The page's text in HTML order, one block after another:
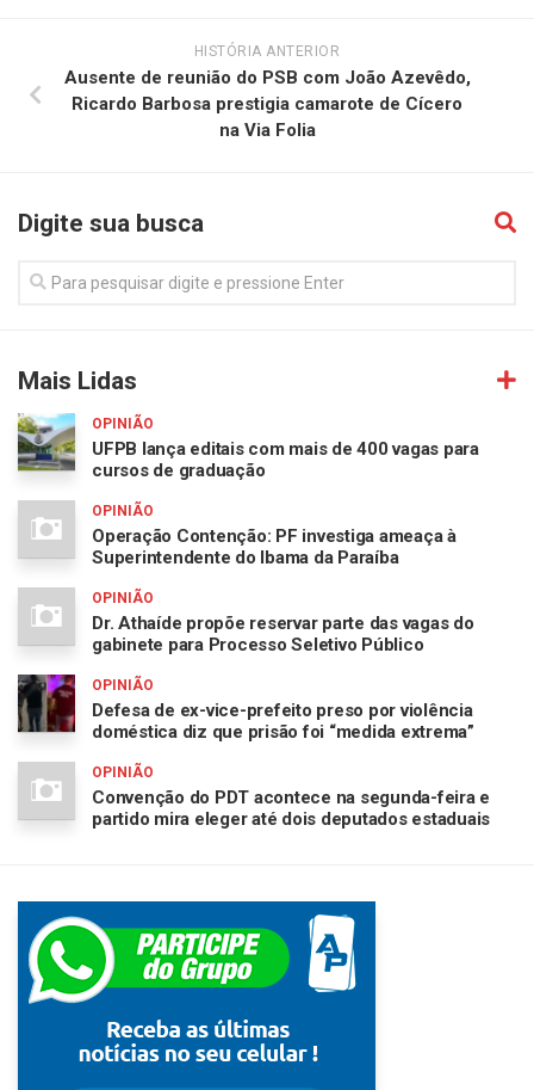
HISTÓRIA ANTERIOR
Ausente de reunião do PSB com João Azevêdo,
Ricardo Barbosa prestigia camarote de Cícero
na Via Folia
Digite sua busca
Mais Lidas
OPINIÃO
UFPB lança editais com mais de 400 vagas para
cursos de graduação
OPINIÃO
Operação Contenção: PF investiga ameaça à
Superintendente do Ibama da Paraíba
OPINIÃO
Dr. Athaíde propõe reservar parte das vagas do
gabinete para Processo Seletivo Público
OPINIÃO
Defesa de ex-vice-prefeito preso por violência
doméstica diz que prisão foi “medida extrema”
OPINIÃO
Convenção do PDT acontece na segunda-feira e
partido mira eleger até dois deputados estaduais